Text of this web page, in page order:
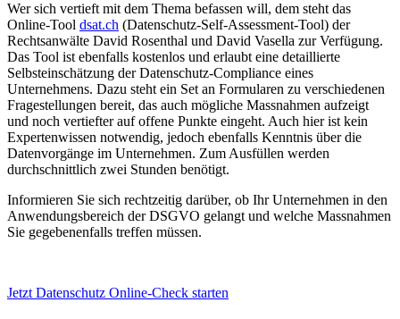
Wer sich vertieft mit dem Thema befassen will, dem steht das
Online-Tool dsat.ch (Datenschutz-Self-Assessment-Tool) der
Rechtsanwälte David Rosenthal und David Vasella zur Verfügung.
Das Tool ist ebenfalls kostenlos und erlaubt eine detaillierte
Selbsteinschätzung der Datenschutz-Compliance eines
Unternehmens. Dazu steht ein Set an Formularen zu verschiedenen
Fragestellungen bereit, das auch mögliche Massnahmen aufzeigt
und noch vertiefter auf offene Punkte eingeht. Auch hier ist kein
Expertenwissen notwendig, jedoch ebenfalls Kenntnis über die
Datenvorgänge im Unternehmen. Zum Ausfüllen werden
durchschnittlich zwei Stunden benötigt.
Informieren Sie sich rechtzeitig darüber, ob Ihr Unternehmen in den
Anwendungsbereich der DSGVO gelangt und welche Massnahmen
Sie gegebenenfalls treffen müssen.
Jetzt Datenschutz Online-Check starten